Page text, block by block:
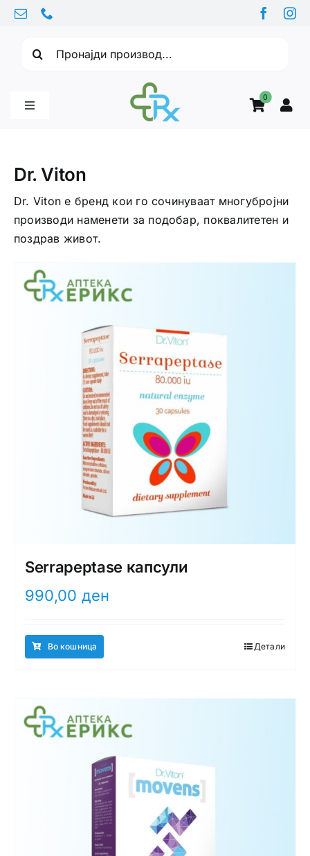
Skip
content
0
Toggle
Витамини
Здравје
Здравствени проблеми
Интимно здравје
Лична хигиена
Медицински апрати
Нега на кожа
Dr. Viton
Dr. Viton е бренд кои го сочинуваат многубројни
производи наменети за подобар, поквалитетен и
поздрав живот.
Serrapeptase капсули
990,00 ден
Во кошница Детали